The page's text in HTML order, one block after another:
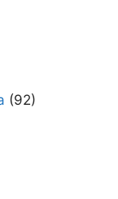
(92)